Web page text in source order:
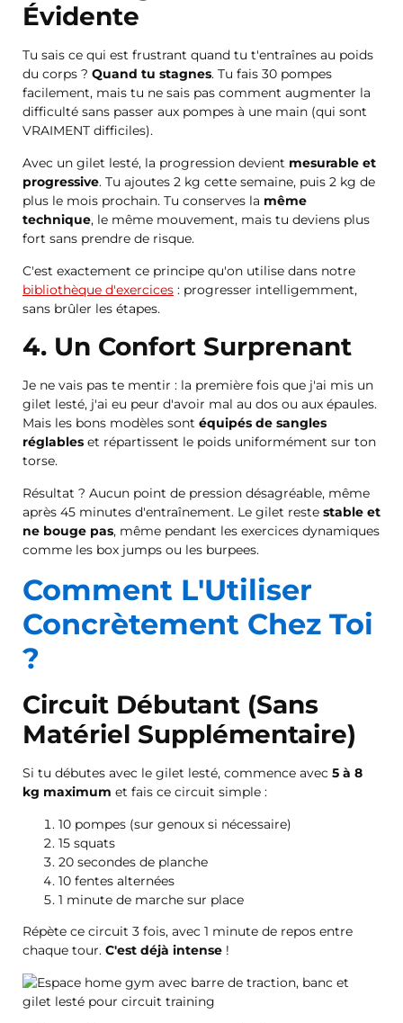
Évidente
Tu sais ce qui est frustrant quand tu t'entraînes au poids
du corps ? Quand tu stagnes. Tu fais 30 pompes
facilement, mais tu ne sais pas comment augmenter la
difficulté sans passer aux pompes à une main (qui sont
VRAIMENT difficiles).
Avec un gilet lesté, la progression devient mesurable et
progressive. Tu ajoutes 2 kg cette semaine, puis 2 kg de
plus le mois prochain. Tu conserves la même
technique, le même mouvement, mais tu deviens plus
fort sans prendre de risque.
C'est exactement ce principe qu'on utilise dans notre
bibliothèque d'exercices : progresser intelligemment,
sans brûler les étapes.
4. Un Confort Surprenant
Je ne vais pas te mentir : la première fois que j'ai mis un
gilet lesté, j'ai eu peur d'avoir mal au dos ou aux épaules.
Mais les bons modèles sont équipés de sangles
réglables et répartissent le poids uniformément sur ton
torse.
Résultat ? Aucun point de pression désagréable, même
après 45 minutes d'entraînement. Le gilet reste stable et
ne bouge pas, même pendant les exercices dynamiques
comme les box jumps ou les burpees.
Comment L'Utiliser
Concrètement Chez Toi
?
Circuit Débutant (Sans
Matériel Supplémentaire)
Si tu débutes avec le gilet lesté, commence avec 5 à 8
kg maximum et fais ce circuit simple :
10 pompes (sur genoux si nécessaire)
15 squats
20 secondes de planche
10 fentes alternées
1 minute de marche sur place
Répète ce circuit 3 fois, avec 1 minute de repos entre
chaque tour. C'est déjà intense !